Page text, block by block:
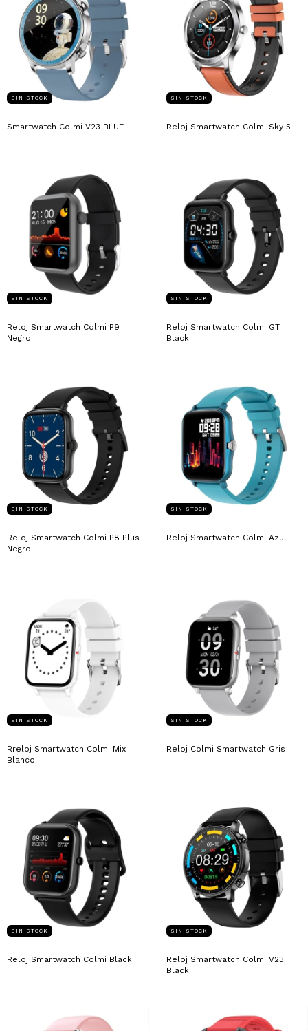
SIN STOCK
Smartwatch Colmi V23 BLUE
SIN STOCK
Reloj Smartwatch Colmi Sky 5
SIN STOCK
Reloj Smartwatch Colmi P9
Negro
SIN STOCK
Reloj Smartwatch Colmi GT
Black
SIN STOCK
Reloj Smartwatch Colmi P8 Plus
Negro
SIN STOCK
Reloj Smartwatch Colmi Azul
SIN STOCK
Rreloj Smartwatch Colmi Mix
Blanco
SIN STOCK
Reloj Colmi Smartwatch Gris
SIN STOCK
Reloj Smartwatch Colmi Black
SIN STOCK
Reloj Smartwatch Colmi V23
Black